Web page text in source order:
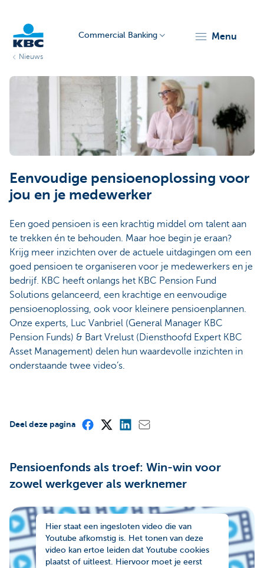
Commercial Banking menu
Nieuws
Eenvoudige pensioenoplossing voor
jou en je medewerker
Een goed pensioen is een krachtig middel om talent aan
te trekken én te behouden. Maar hoe begin je eraan?
Krijg meer inzichten over de actuele uitdagingen om een
goed pensioen te organiseren voor je medewerkers en je
bedrijf. KBC heeft onlangs het KBC Pension Fund
Solutions gelanceerd, een krachtige en eenvoudige
pensioenoplossing, ook voor kleinere pensioenplannen.
Onze experts, Luc Vanbriel (General Manager KBC
Pension Funds) & Bart Vrelust (Diensthoofd Expert KBC
Asset Management) delen hun waardevolle inzichten in
onderstaande twee video’s.
Deel deze pagina
Pensioenfonds als troef: Win-win voor
zowel werkgever als werknemer
Hier staat een ingesloten video die van
Youtube afkomstig is. Het tonen van deze
video kan ertoe leiden dat Youtube cookies
plaatst of uitleest. Hiervoor moet je eerst